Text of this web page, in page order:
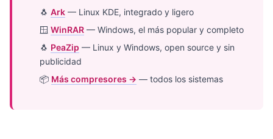
🐧Ark — Linux KDE, integrado y ligero
🪟WinRAR — Windows, el más popular y completo
🐧 PeaZip — Linux y Windows, open source y sin
publicidad
📦 Más compresores → — todos los sistemas